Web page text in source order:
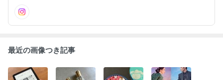
最近の画像つき記事